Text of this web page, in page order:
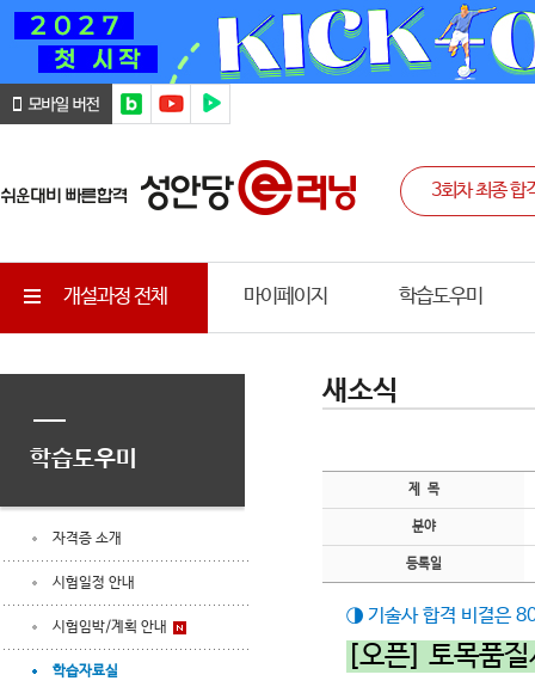
개설과정 전체 마이페이지 학습도우미
학습도우미
자격증 소개
시험일정 안내
시험임박/계획 안내
학습자료실
새소식
제 목
분야
등록일
◑ 기술사 합격 비결은
[오픈] 토목품